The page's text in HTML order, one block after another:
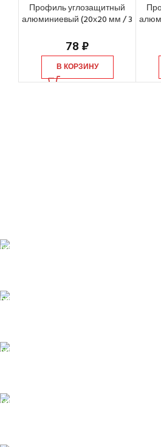
Профиль углозащитный
алюминиевый (20х20 мм / 3
78₽
В КОРЗИНУ